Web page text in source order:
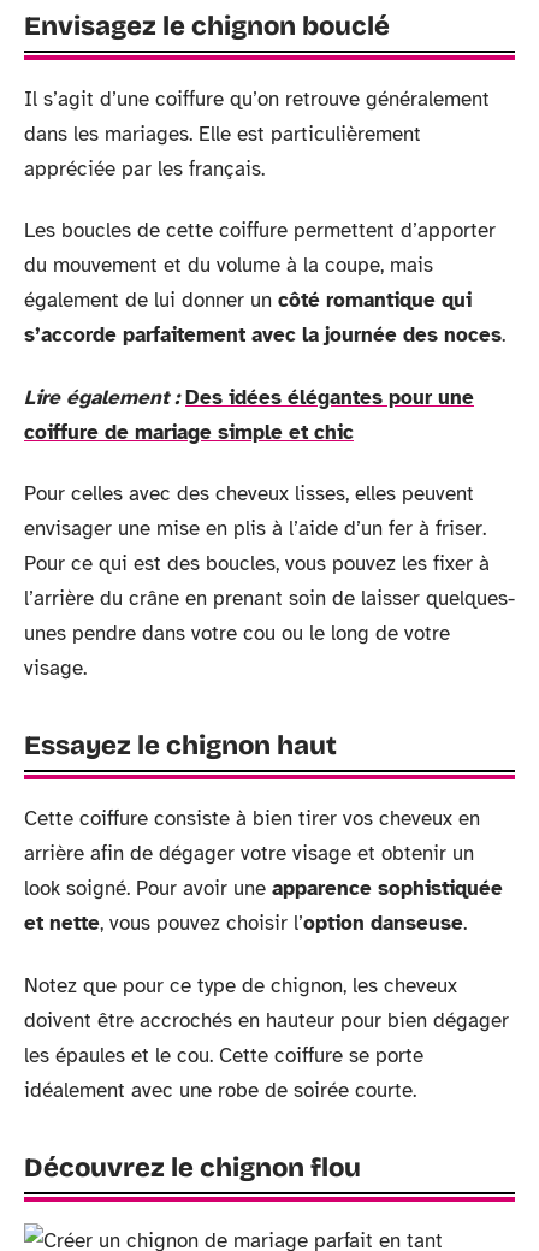
Envisagez le chignon bouclé
Il s’agit d’une coiffure qu’on retrouve généralement
dans les mariages. Elle est particulièrement
appréciée par les français.
Les boucles de cette coiffure permettent d’apporter
du mouvement et du volume à la coupe, mais
également de lui donner un côté romantique qui
s’accorde parfaitement avec la journée des noces.
Lire également : Des idées élégantes pour une
coiffure de mariage simple et chic
Pour celles avec des cheveux lisses, elles peuvent
envisager une mise en plis à l’aide d’un fer à friser.
Pour ce qui est des boucles, vous pouvez les fixer à
l’arrière du crâne en prenant soin de laisser quelques-
unes pendre dans votre cou ou le long de votre
visage.
Essayez le chignon haut
Cette coiffure consiste à bien tirer vos cheveux en
arrière afin de dégager votre visage et obtenir un
look soigné. Pour avoir une apparence sophistiquée
et nette, vous pouvez choisir l’option danseuse.
Notez que pour ce type de chignon, les cheveux
doivent être accrochés en hauteur pour bien dégager
les épaules et le cou. Cette coiffure se porte
idéalement avec une robe de soirée courte.
Découvrez le chignon flou